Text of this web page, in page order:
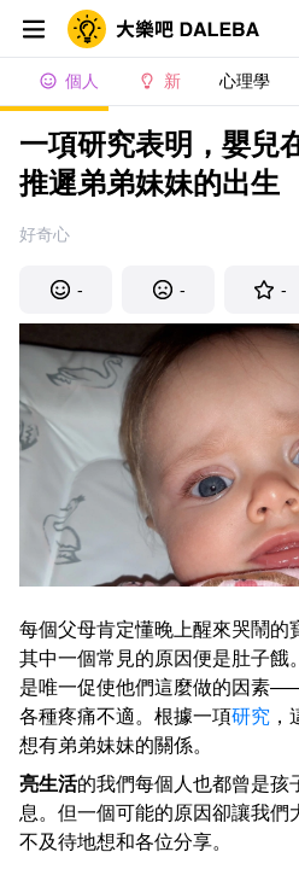
個人 新 心理學
一項研究表明，嬰兒
推遲弟弟妹妹的出生
好奇心
- - -
每個父母肯定懂晚上醒來哭鬧的
其中一個常見的原因便是肚子餓
是唯一促使他們這麼做的因素
各種疼痛不適。根據一項研究
想有弟弟妹妹的關係。
亮生活的我們每個人也都曾是孩
息。但一個可能的原因卻讓我們
不及待地想和各位分享。